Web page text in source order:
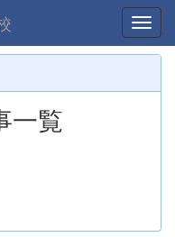
一覧